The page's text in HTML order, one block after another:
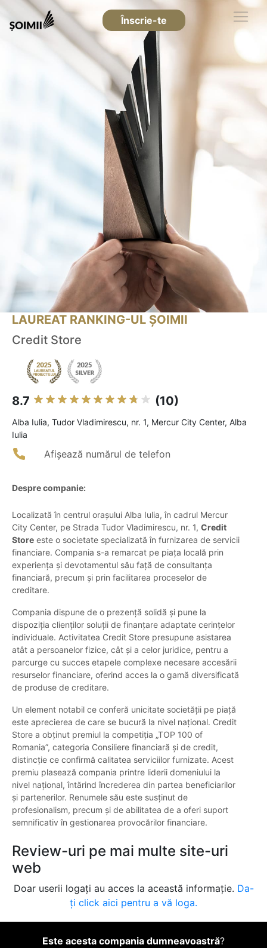
Înscrie-te
LAUREAT RANKING-UL ȘOIMII
Credit Store
8.7 (10)
Alba Iulia, Tudor Vladimirescu, nr. 1, Mercur City Center, Alba
Iulia
Afișează numărul de telefon
Despre companie:
Localizată în centrul orașului Alba Iulia, în cadrul Mercur
City Center, pe Strada Tudor Vladimirescu, nr. 1, Credit
Store este o societate specializată în furnizarea de servicii
financiare. Compania s-a remarcat pe piața locală prin
experiența și devotamentul său față de consultanța
financiară, precum și prin facilitarea proceselor de
creditare.
Compania dispune de o prezență solidă și pune la
dispoziția clienților soluții de finanțare adaptate cerințelor
individuale. Activitatea Credit Store presupune asistarea
atât a persoanelor fizice, cât și a celor juridice, pentru a
parcurge cu succes etapele complexe necesare accesării
resurselor financiare, oferind acces la o gamă diversificată
de produse de creditare.
Un element notabil ce conferă unicitate societății pe piață
este aprecierea de care se bucură la nivel național. Credit
Store a obținut premiul la competiția „TOP 100 of
Romania”, categoria Consiliere financiară și de credit,
distincție ce confirmă calitatea serviciilor furnizate. Acest
premiu plasează compania printre liderii domeniului la
nivel național, întărind încrederea din partea beneficiarilor
și partenerilor. Renumele său este susținut de
profesionalism, precum și de abilitatea de a oferi suport
semnificativ în gestionarea provocărilor financiare.
Review-uri pe mai multe site-uri
web
Doar userii logați au acces la această informație. Da-
ți click aici pentru a vă loga.
Este acesta compania dumneavoastră?